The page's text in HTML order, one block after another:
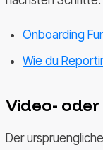
Onboarding
Wie du
Video-
Der